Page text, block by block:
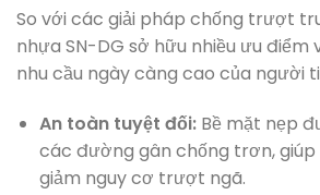
So với các giải pháp chống trượt
nhựa SN-DG sở hữu nhiều ưu
nhu cầu ngày càng cao của người
An toàn tuyệt đối:Bề mặt nẹp
các đường gân chống trơn,
giảm nguy cơ trượt ngã.